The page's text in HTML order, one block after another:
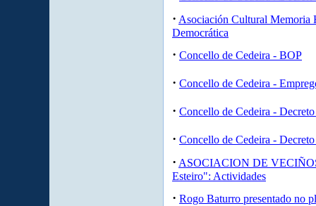
· Asociación Cultural Memoria
Democrática
· Concello de Cedeira - BOP
· Concello de Cedeira -
· Concello de Cedeira -
· Concello de Cedeira -
· ASOCIACION DE
Esteiro": Actividades
· Rogo Baturro presentado no